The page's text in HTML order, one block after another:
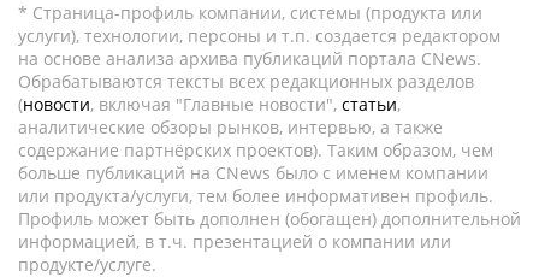
* Страница-профиль компании, системы (продукта или
услуги), технологии, персоны и т.п. создается редактором
на основе анализа архива публикаций портала CNews.
Обрабатываются тексты всех редакционных разделов
(новости, включая "Главные новости", статьи,
аналитические обзоры рынков, интервью, а также
содержание партнёрских проектов). Таким образом, чем
больше публикаций на CNews было с именем компании
или продукта/услуги, тем более информативен профиль.
Профиль может быть дополнен (обогащен) дополнительной
информацией, в т.ч. презентацией о компании или
продукте/услуге.